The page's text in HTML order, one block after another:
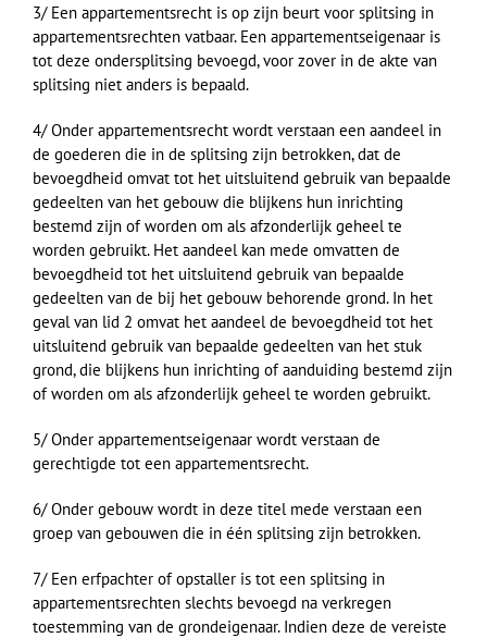
3/ Een appartementsrecht is op zijn beurt voor splitsing in
appartementsrechten vatbaar. Een appartementseigenaar is
tot deze ondersplitsing bevoegd, voor zover in de akte van
splitsing niet anders is bepaald.
4/ Onder appartementsrecht wordt verstaan een aandeel in
de goederen die in de splitsing zijn betrokken, dat de
bevoegdheid omvat tot het uitsluitend gebruik van bepaalde
gedeelten van het gebouw die blijkens hun inrichting
bestemd zijn of worden om als afzonderlijk geheel te
worden gebruikt. Het aandeel kan mede omvatten de
bevoegdheid tot het uitsluitend gebruik van bepaalde
gedeelten van de bij het gebouw behorende grond. In het
geval van lid 2 omvat het aandeel de bevoegdheid tot het
uitsluitend gebruik van bepaalde gedeelten van het stuk
grond, die blijkens hun inrichting of aanduiding bestemd zijn
of worden om als afzonderlijk geheel te worden gebruikt.
5/ Onder appartementseigenaar wordt verstaan de
gerechtigde tot een appartementsrecht.
6/ Onder gebouw wordt in deze titel mede verstaan een
groep van gebouwen die in één splitsing zijn betrokken.
7/ Een erfpachter of opstaller is tot een splitsing in
appartementsrechten slechts bevoegd na verkregen
toestemming van de grondeigenaar. Indien deze de vereiste